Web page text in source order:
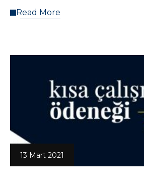
Read More
13 Mart 2021